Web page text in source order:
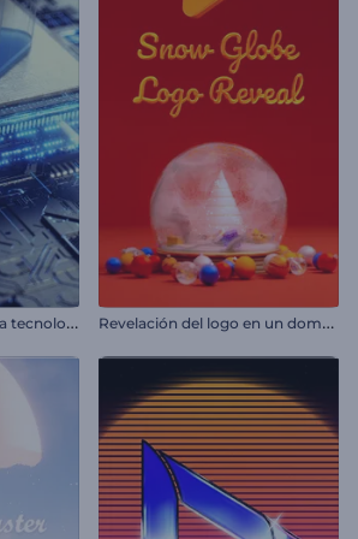
I
ntro de circuito de alta tecnología R
evelación del logo en un domo de nieve